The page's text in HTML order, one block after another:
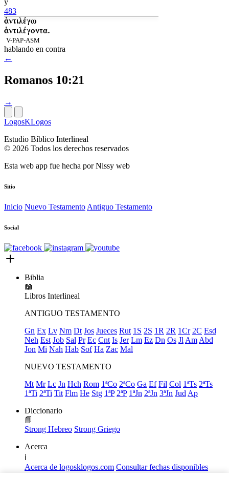
y
483
ἀντιλέγω
ἀντιλέγοντα.
V-PAP-ASM
hablando en contra
←
Romanos 10:21
→
LogosKLogos
Estudio Bíblico Interlineal
© 2026 Todos los derechos reservados
Esta web app fue hecha porNissy web
Sitio
Inicio Nuevo Testamento Antiguo Testamento
Social
Biblia
📖
Libros Interlineal
ANTIGUO TESTAMENTO
Gn Ex Lv Nm Dt Jos Jueces Rut 1S 2S 1R 2R 1Cr 2C Esd
Neh Est Job Sal Pr Ec Cnt Is Jer Lm Ez Dn Os Jl Am Abd
Jon Mi Nah Hab Sof Ha Zac Mal
NUEVO TESTAMENTO
Mt Mr Lc Jn Hch Rom 1ªCo 2ªCo Ga Ef Fil Col 1ªTs 2ªTs
1ªTi 2ªTi Tit Flm He Stg 1ªP 2ªP 1ªJn 2ªJn 3ªJn Jud Ap
Diccionario
📘
Strong Hebreo Strong Griego
Acerca
ℹ️
Acerca de logosklogos.com Consultar fechas disponibles